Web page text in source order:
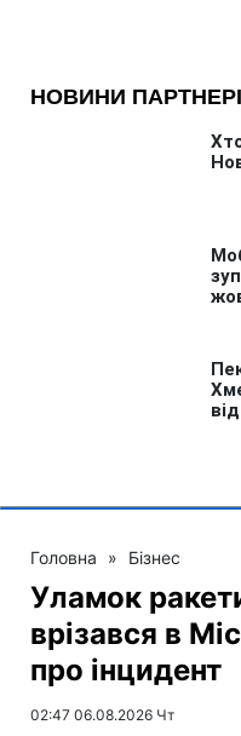
Головна » Бізнес
Уламок
врізався в
про інцидент
02:47 06.08.2026 Чт